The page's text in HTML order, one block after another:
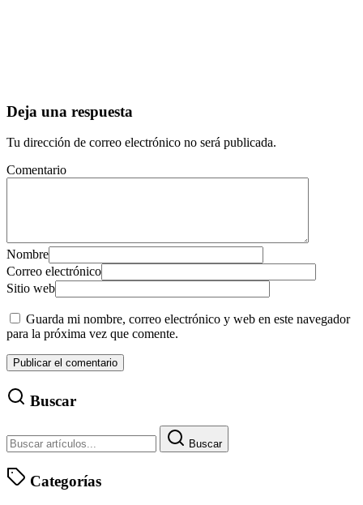
Deja una respuesta
Tu dirección de correo electrónico no será publicada.
Comentario
Nombre
Correo electrónico
Sitio web
Guarda mi nombre, correo electrónico y web en este navegador
para la próxima vez que comente.
Buscar
Buscar
Categorías